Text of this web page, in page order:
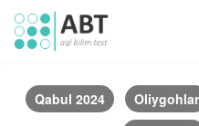
Qabul 2024 Oliygohlar